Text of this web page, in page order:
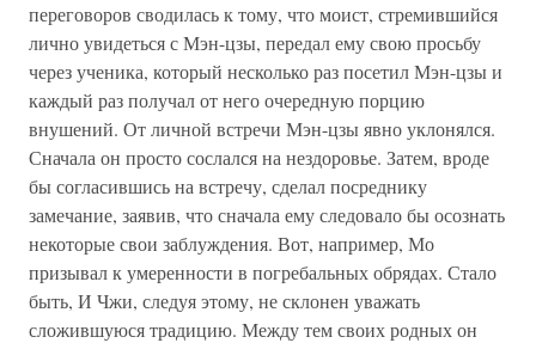
переговоров сводилась к тому, что моист, стремившийся
лично увидеться с Мэн-цзы, передал ему свою просьбу
через ученика, который несколько раз посетил Мэн-цзы и
каждый раз получал от него очередную порцию
внушений. От личной встречи Мэн-цзы явно уклонялся.
Сначала он просто сослался на нездоровье. Затем, вроде
бы согласившись на встречу, сделал посреднику
замечание, заявив, что сначала ему следовало бы осознать
некоторые свои заблуждения. Вот, например, Мо
призывал к умеренности в погребальных обрядах. Стало
быть, И Чжи, следуя этому, не склонен уважать
сложившуюся традицию. Между тем своих родных он